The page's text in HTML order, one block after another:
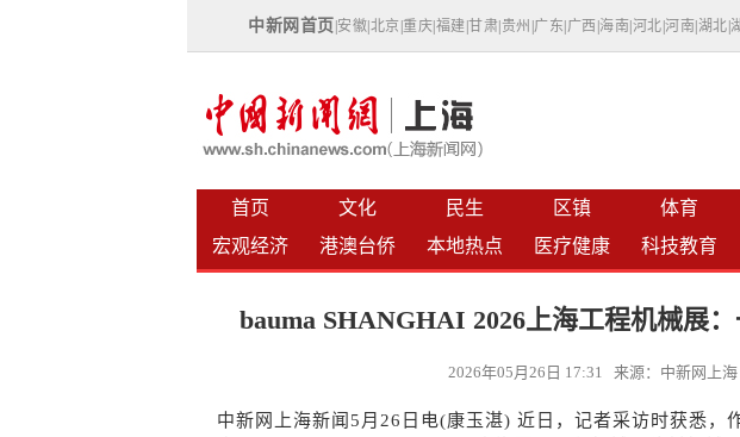
中新网首页 安徽 北京 |重庆 福建 |甘肃 贵州 广东 广西 海南 河北 |河南 湖北 |
首页 文化 民生 区镇 体育
宏观经济
港澳台侨 本地热点 医疗健康 科技教育
bauma SHANGHAI 2026上海工程机械展
2026年05月26日 17:31 来源：中新网上海
中新网上海新闻5月26日电(康玉湛) 近日，记者采访时获悉，